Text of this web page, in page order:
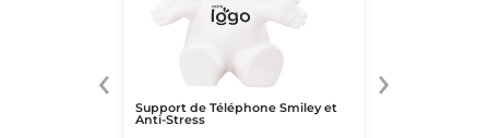
Support de Téléphone Smiley et
Anti-Stress
‹ ›